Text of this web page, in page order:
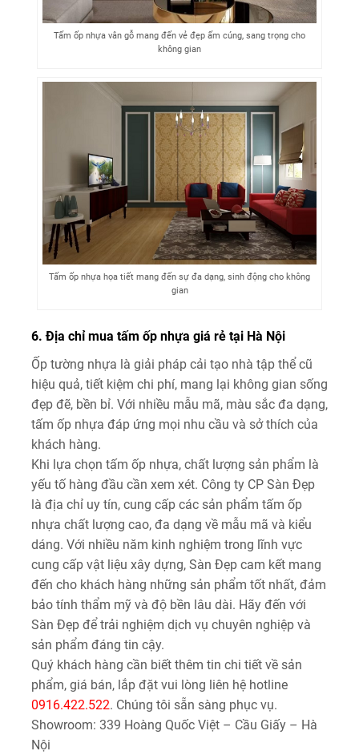
Tấm ốp nhựa vân gỗ mang đến vẻ đẹp ấm cúng, sang trọng cho
không gian
Tấm ốp nhựa họa tiết mang đến sự đa dạng, sinh động cho không
gian
6. Địa chỉ mua tấm ốp nhựa giá rẻ tại Hà Nội
Ốp tường nhựa là giải pháp cải tạo nhà tập thể cũ
hiệu quả, tiết kiệm chi phí, mang lại không gian sống
đẹp đẽ, bền bỉ. Với nhiều mẫu mã, màu sắc đa dạng,
tấm ốp nhựa đáp ứng mọi nhu cầu và sở thích của
khách hàng.
Khi lựa chọn tấm ốp nhựa, chất lượng sản phẩm là
yếu tố hàng đầu cần xem xét. Công ty CP Sàn Đẹp
là địa chỉ uy tín, cung cấp các sản phẩm tấm ốp
nhựa chất lượng cao, đa dạng về mẫu mã và kiểu
dáng. Với nhiều năm kinh nghiệm trong lĩnh vực
cung cấp vật liệu xây dựng, Sàn Đẹp cam kết mang
đến cho khách hàng những sản phẩm tốt nhất, đảm
bảo tính thẩm mỹ và độ bền lâu dài. Hãy đến với
Sàn Đẹp để trải nghiệm dịch vụ chuyên nghiệp và
sản phẩm đáng tin cậy.
Quý khách hàng cần biết thêm tin chi tiết về sản
phẩm, giá bán, lắp đặt vui lòng liên hệ hotline
0916.422.522. Chúng tôi sẵn sàng phục vụ.
Showroom: 339 Hoàng Quốc Việt – Cầu Giấy – Hà
Nội